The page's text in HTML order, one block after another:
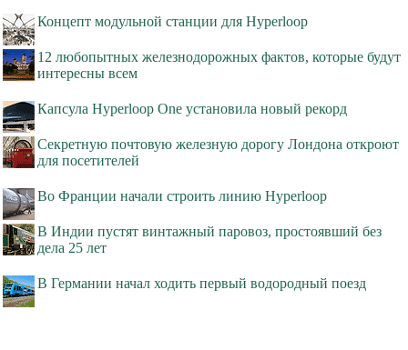
Концепт модульной станции для Hyperloop
12 любопытных железнодорожных фактов, которые будут
интересны всем
Капсула Hyperloop One установила новый рекорд
Секретную почтовую железную дорогу Лондона откроют
для посетителей
Во Франции начали строить линию Hyperloop
В Индии пустят винтажный паровоз, простоявший без
дела 25 лет
В Германии начал ходить первый водородный поезд